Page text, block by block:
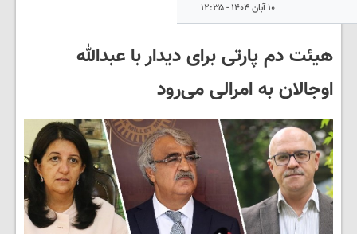
۱۰ آبان ۱۴۰۴ - ۱۲:۳۵
هیئت دم پارتی برای دیدار با عبدالله
اوجالان به امرالی می‌رود